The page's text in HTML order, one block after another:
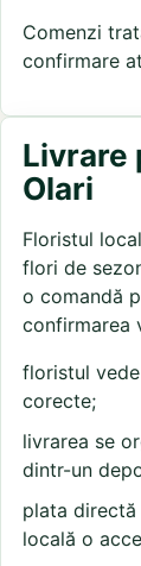
Comenzi
confirmare
Livrare
Olari
Floristul
flori de
o comandă
confirmarea
floristul
corecte;
livrarea se
dintr-un
plata
locală o